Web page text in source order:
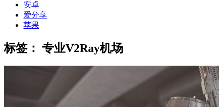
安卓
爱分享
苹果
标签： 专业V2Ray机场